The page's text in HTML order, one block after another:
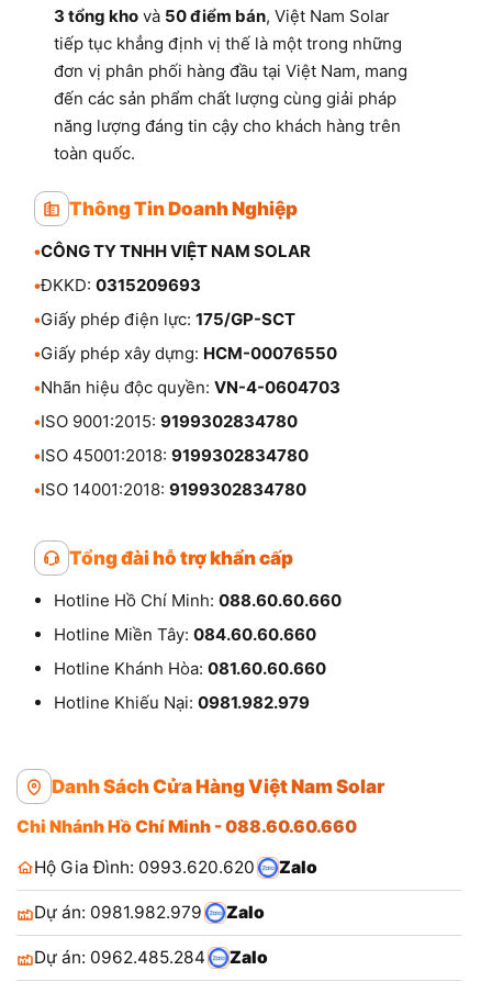
3 tổng kho và 50 điểm bán, Việt Nam Solar
tiếp tục khẳng định vị thế là một trong những
đơn vị phân phối hàng đầu tại Việt Nam, mang
đến các sản phẩm chất lượng cùng giải pháp
năng lượng đáng tin cậy cho khách hàng trên
toàn quốc.
Thông Tin Doanh Nghiệp
•CÔNG TY TNHH VIỆT NAM SOLAR
•ĐKKD: 0315209693
•Giấy phép điện lực: 175/GP-SCT
•Giấy phép xây dựng: HCM-00076550
•Nhãn hiệu độc quyền: VN-4-0604703
•ISO 9001:2015: 9199302834780
•ISO 45001:2018: 9199302834780
•ISO 14001:2018: 9199302834780
Tổng đài hỗ trợ khẩn cấp
Hotline Hồ Chí Minh: 088.60.60.660
Hotline Miền Tây: 084.60.60.660
Hotline Khánh Hòa: 081.60.60.660
Hotline Khiếu Nại: 0981.982.979
Danh Sách Cửa Hàng Việt Nam Solar
Chi Nhánh Hồ Chí Minh - 088.60.60.660
Hộ Gia Đình: 0993.620.620
Zalo
Dự án: 0981.982.979 Zalo
Dự án: 0962.485.284 Zalo